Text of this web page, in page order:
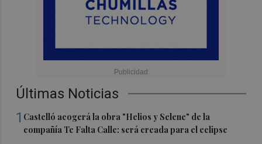
Últimas Noticias
1 Castelló acogerá la obra "Helios y Selene" de la
compañía Te Falta Calle: será creada para el eclipse